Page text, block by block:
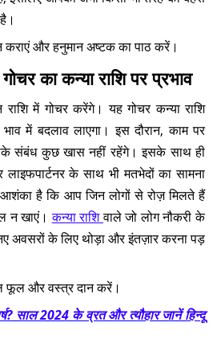
और हनुमान अष्टक का पाठ करें।
का कन्या राशि पर प्रभाव
में गोचर करेंगे। यह गोचर कन्या राशि
में बदलाव लाएगा। इस दौरान, काम पर
संबंध कुछ खास नहीं रहेंगे। इसके साथ ही
के साथ भी मतभेदों का सामना
है कि आप जिन लोगों से रोज़ मिलते हैं
न खाएं।कन्या राशिवाले जो लोग नौकरी के
अवसरों के लिए थोड़ा और इंतज़ार करना पड़
फूल और वस्त्र दान करें।
साल 2024 के व्रत और त्यौहार जानें हिन्दू